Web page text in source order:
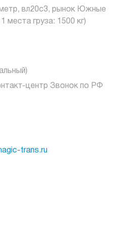
вл20с3, рынок Южные
места груза: 1500 кг)
центр Звонок по РФ
trans.ru